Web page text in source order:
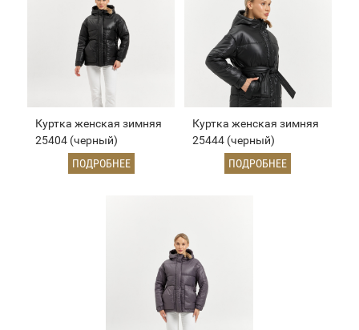
Куртка женская зимняя
25404 (черный)
ПОДРОБНЕЕ
Куртка женская зимняя
25444 (черный)
ПОДРОБНЕЕ